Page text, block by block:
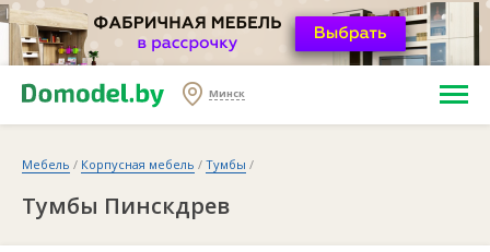
Минск
Мебель / Корпусная мебель / Тумбы /
Тумбы Пинскдрев